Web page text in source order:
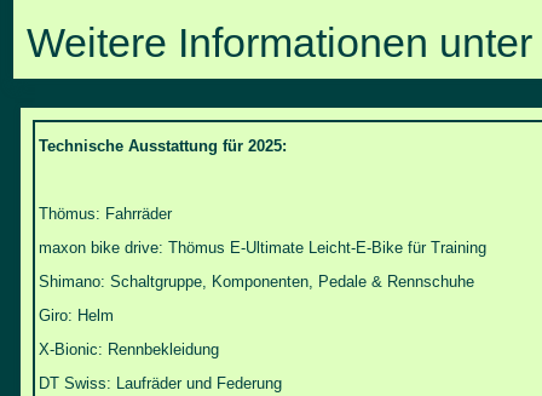
Weitere Informationen unter
Technische Ausstattung für 2025:
Thömus: Fahrräder
maxon bike drive: Thömus E-Ultimate Leicht-E-Bike für Training
Shimano: Schaltgruppe, Komponenten, Pedale & Rennschuhe
Giro: Helm
X-Bionic: Rennbekleidung
DT Swiss: Laufräder und Federung